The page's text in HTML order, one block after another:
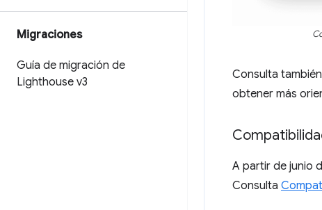
Migraciones
Guía de migración de
Lighthouse v3
Consulta también
obtener más
A partir de junio
Consulta